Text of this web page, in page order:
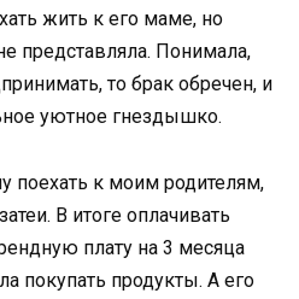
жить к его маме, но
представляла. Понимала,
то брак обречен, и
уютное гнездышко.
поехать к моим родителям,
В итоге оплачивать
плату на 3 месяца
покупать продукты. А его